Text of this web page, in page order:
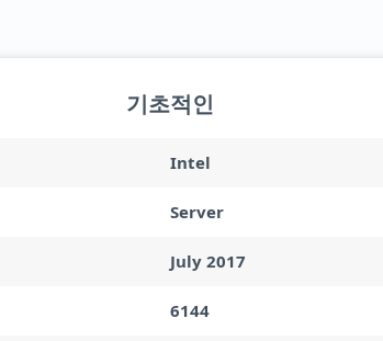
기초적인
Intel
Server
July 2017
6144